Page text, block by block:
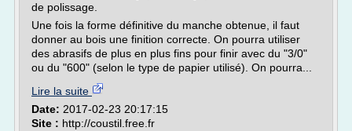
de polissage.
Une fois la forme définitive du manche obtenue, il faut
donner au bois une finition correcte. On pourra utiliser
des abrasifs de plus en plus fins pour finir avec du "3/0"
ou du "600" (selon le type de papier utilisé). On pourra...
Lire la suite
Date: 2017-02-23 20:17:15
Site : http://coustil.free.fr